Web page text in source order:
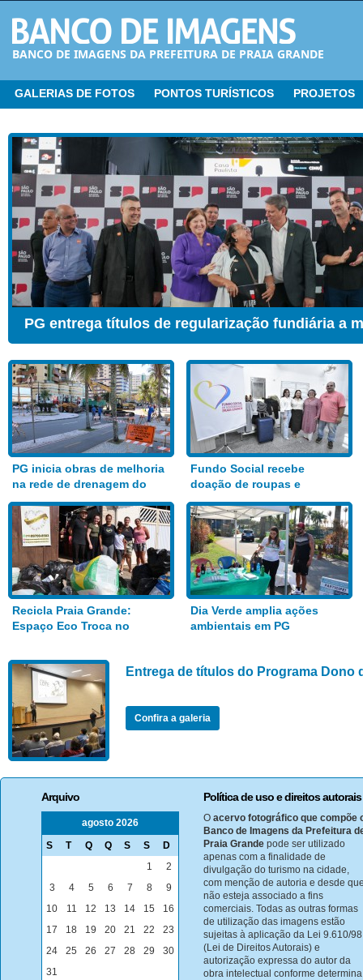
BANCO DE IMAGENS DA PREFEITURA DE PRAIA GRANDE
GALERIAS DE FOTOS PONTOS TURÍSTICOS PROJETOS
CER ganha Sala de Estimulação Sensorial
PG inicia obras de melhoria
na rede de drenagem do
Bairro Aviação
Fundo Social recebe
doação de roupas e
alimentos
Recicla Praia Grande:
Espaço Eco Troca no
Dia Verde amplia ações
ambientais em PG
Entrega de títulos do Programa Dono
Confira a galeria
Arquivo
agosto 2026
S
T Q Q S S D
1
2
3
4 5 6 7 8
9
10
11 12 13 14 15
16
17
18 19 20 21 22
23
24
25 26 27 28 29
30
31
Política de uso e direitos autorais
O acervo fotográfico que compõe
Banco de Imagens da Prefeitura
Praia Grande pode ser utilizado
apenas com a finalidade de
divulgação do turismo na cidade,
com menção de autoria e desde
não esteja associado a fins
comerciais. Todas as outras formas
de utilização das imagens estão
sujeitas à aplicação da Lei 9.610/98
(Lei de Direitos Autorais) e
autorização expressa do autor da
obra intelectual conforme determina